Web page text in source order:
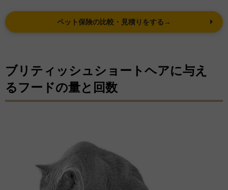
ペット保険の比較・見積りをする→
ブリティッシュショートヘアに与え
るフードの量と回数